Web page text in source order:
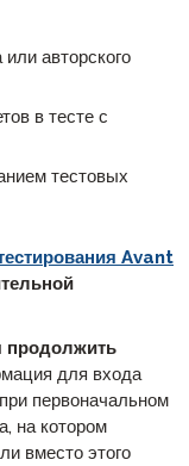
авторского
в тесте с
тестовых
Avant
продолжить
для входа
первоначальном
на котором
вместо этого